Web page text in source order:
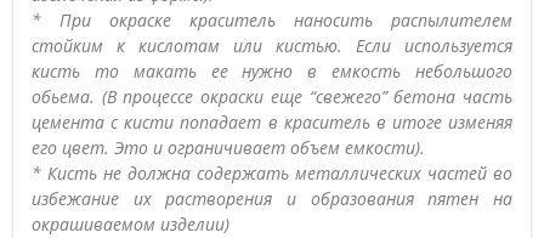
* При окраске краситель наносить распылителем
стойким к кислотам или кистью. Если используется
кисть то макать ее нужно в емкость небольшого
обьема. (В процессе окраски еще “свежего” бетона часть
цемента с кисти попадает в краситель в итоге изменяя
его цвет. Это и ограничивает объем емкости).
* Кисть не должна содержать металлических частей во
избежание их растворения и образования пятен на
окрашиваемом изделии)